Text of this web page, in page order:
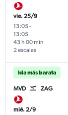
vie. 25/9
13:05-
13:05
2 escalas
43 h 00 min
Ida más barata
MVD ZAG
mié. 2/9